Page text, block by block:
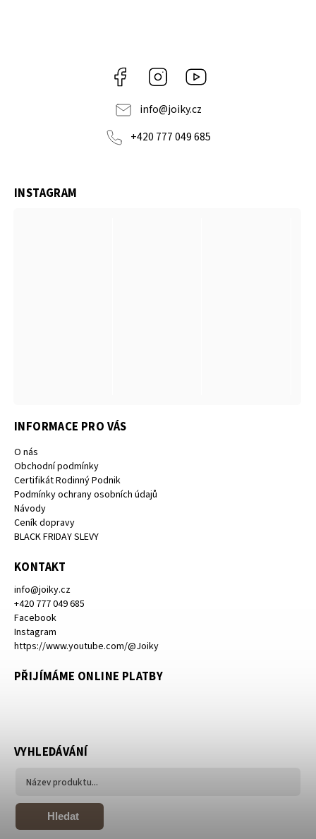
Facebook Instagram
info@joiky.cz
+420 777 049 685
INFORMACE PRO VÁS
O nás
Obchodní podmínky
Certifikát Rodinný Podnik
Podmínky ochrany osobních údajů
Návody
Ceník dopravy
BLACK FRIDAY SLEVY
KONTAKT
info@joiky.cz
+420 777 049 685
Facebook
Instagram
https://www.youtube.com/@Joiky
PŘIJÍMÁME ONLINE PLATBY
INSTAGRAM
VYHLEDÁVÁNÍ
Hledat